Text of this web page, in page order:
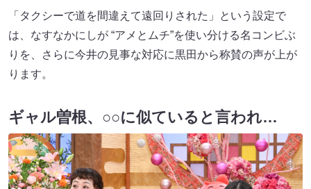
「タクシーで道を間違えて遠回りされた」という設定で
は、なすなかにしが “アメとムチ”を使い分ける名コンビぶ
りを、さらに今井の見事な対応に黒田から称賛の声が上が
ります。
ギャル曽根、○○に似ていると言われ…